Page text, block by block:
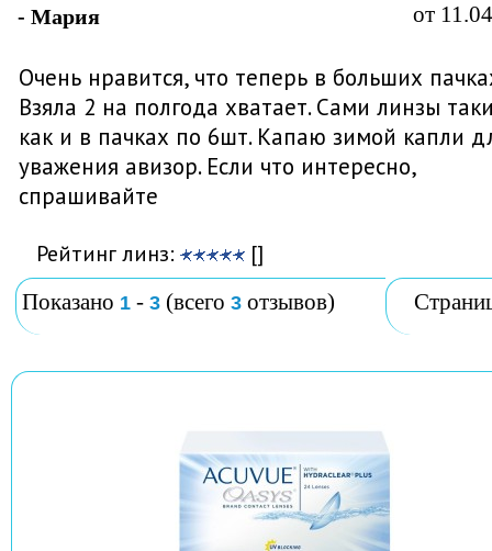
- Мария от
Очень нравится, что теперь в больших
Взяла 2 на полгода хватает. Сами линзы
как и в пачках по 6шт. Капаю зимой капли
уважения авизор. Если что интересно,
спрашивайте
Рейтинг линз: []
Показано 1 - 3 (всего 3 отзывов)